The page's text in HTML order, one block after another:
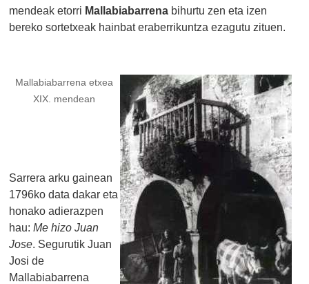
mendeak etorri Mallabiabarrena bihurtu zen eta izen
bereko sortetxeak hainbat eraberrikuntza ezagutu zituen.
Mallabiabarrena etxea
XIX. mendean
Sarrera arku gainean
1796ko data dakar eta
honako adierazpen
hau:Me hizo Juan
Jose. Segurutik Juan
Josi de
Mallabiabarrena